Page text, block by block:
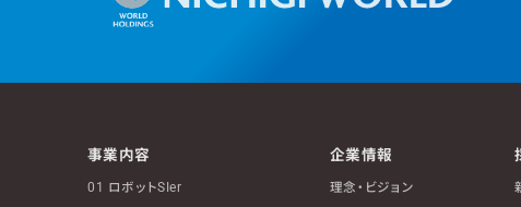
事業内容
01 ロボットSIer
企業情報
理念・ビジョン